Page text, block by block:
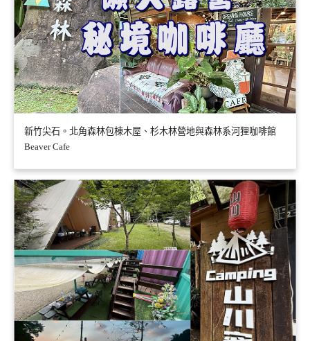
新竹尖石。北角森林包棟木屋、杉木林營地與森林系河狸咖啡館
Beaver Cafe